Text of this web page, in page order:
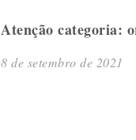
Atenção categoria:
8 de setembro de 2021